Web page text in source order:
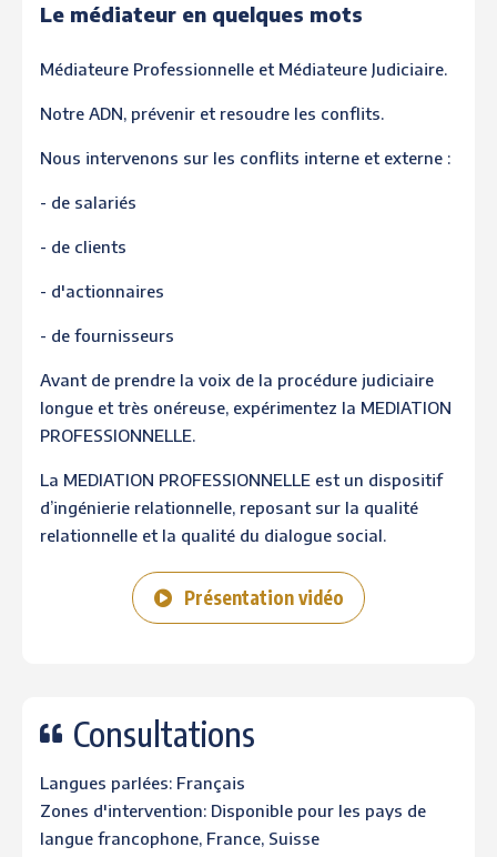
Le médiateur en quelques mots
Médiateure Professionnelle et Médiateure Judiciaire.
Notre ADN, prévenir et resoudre les conflits.
Nous intervenons sur les conflits interne et externe :
- de salariés
- de clients
- d'actionnaires
- de fournisseurs
Avant de prendre la voix de la procédure judiciaire
longue et très onéreuse, expérimentez la MEDIATION
PROFESSIONNELLE.
La MEDIATION PROFESSIONNELLE est un dispositif
d’ingénierie relationnelle, reposant sur la qualité
relationnelle et la qualité du dialogue social.
Présentation vidéo
Consultations
Langues parlées: Français
Zones d'intervention: Disponible pour les pays de
langue francophone, France, Suisse